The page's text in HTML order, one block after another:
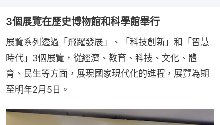
3個展覽在歷史博物館和科學館舉行
展覽系列透過「飛躍發展」、「科技創新」和「智慧
時代」3個展覽，從經濟、教育、科技、文化、體
育、民生等方面，展現國家現代化的進程，展覽為期
至明年2月5日。